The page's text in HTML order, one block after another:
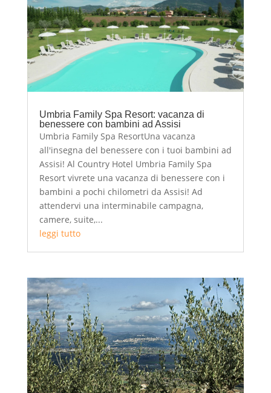
Umbria Family Spa Resort: vacanza di
benessere con bambini ad Assisi
Umbria Family Spa ResortUna vacanza
all'insegna del benessere con i tuoi bambini ad
Assisi! Al Country Hotel Umbria Family Spa
Resort vivrete una vacanza di benessere con i
bambini a pochi chilometri da Assisi! Ad
attendervi una interminabile campagna,
camere, suite,...
leggi tutto